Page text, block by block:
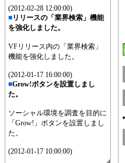
(2012-02-28 12:00:00)
■リリースの「業界検索」機能
を強化しました。
VFリリース内の「業界検索」
機能を強化しました。
(2012-01-17 16:00:00)
■Grow!ボタンを設置しまし
た。
ソーシャル環境を調査を目的に
「Grow!」ボタンを設置しまし
た。
(2012-01-17 10:00:00)